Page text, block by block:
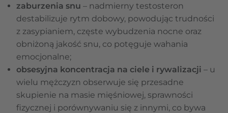
zaburzenia snu – nadmierny testosteron
destabilizuje rytm dobowy, powodując trudności
z zasypianiem, częste wybudzenia nocne oraz
obniżoną jakość snu, co potęguje wahania
emocjonalne;
obsesyjna koncentracja na ciele i rywalizacji – u
wielu mężczyzn obserwuje się przesadne
skupienie na masie mięśniowej, sprawności
fizycznej i porównywaniu się z innymi, co bywa